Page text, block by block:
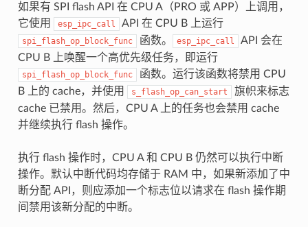
如果有 SPI flash API 在 CPU A（PRO 或 APP）上调用，
它使用
esp_ipc_call API 在 CPU B 上运行
spi_flash_op_block_func 函数。 esp_ipc_call
API 会在
CPU B 上唤醒一个高优先级任务，即运行
spi_flash_op_block_func
函数。运行该函数将禁用 CPU
B 上的 cache，并使用
s_flash_op_can_start
旗帜来标志
cache 已禁用。然后，CPU A 上的任务也会禁用 cache
并继续执行 flash 操作。
执行 flash 操作时，CPU A 和 CPU B 仍然可以执行中断
操作。默认中断代码均存储于 RAM 中，如果新添加了中
断分配 API，则应添加一个标志位以请求在 flash 操作期
间禁用该新分配的中断。